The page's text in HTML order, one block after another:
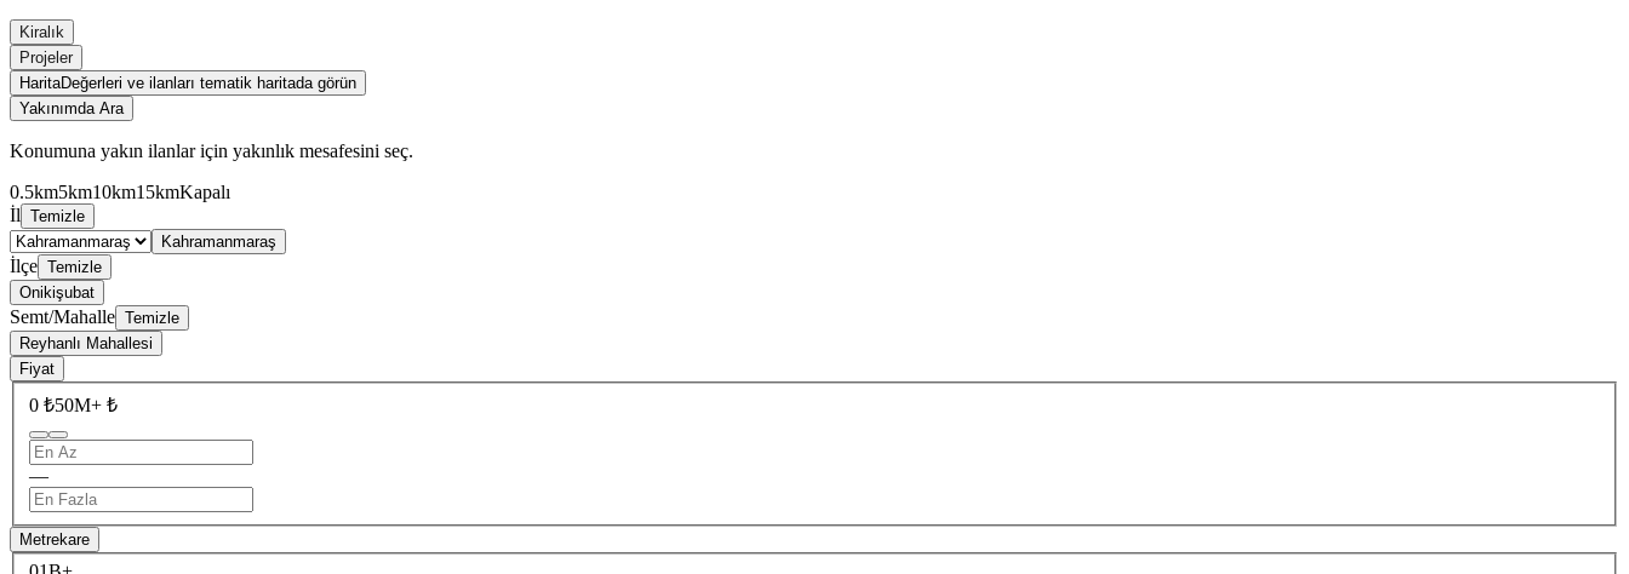
Kiralık
Projeler
HaritaDeğerleri ve ilanları tematik haritada görün
Yakınımda Ara
Konumuna yakın ilanlar için yakınlık mesafesini seç.
0.5km5km10km15kmKapalı
İl Temizle
Kahramanmaraş
İlçe Temizle
Onikişubat
Semt/Mahalle Temizle
Reyhanlı Mahallesi
Fiyat
0 ₺50M+ ₺
—
Metrekare